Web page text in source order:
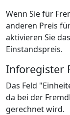
Wenn Sie für
anderen Preis
aktivieren Sie
Einstandspreis.
Inforegister
Das Feld
da bei der
gerechnet wird.